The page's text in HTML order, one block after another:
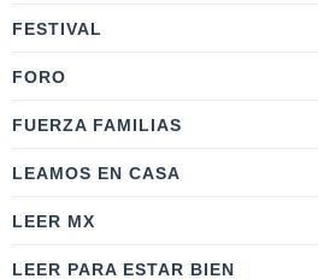
FESTIVAL
FORO
FUERZA FAMILIAS
LEAMOS EN CASA
LEER MX
LEER PARA ESTAR BIEN